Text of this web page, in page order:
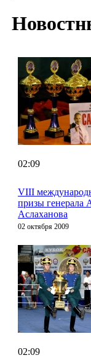
02:09
VIII
призы генерала
Аслаханова
02 октября 2009
02:09